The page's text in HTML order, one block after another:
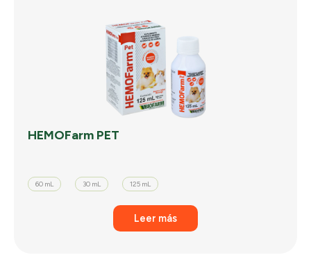
HEMOFarm PET
60 mL 30 mL 125 mL
Leer más